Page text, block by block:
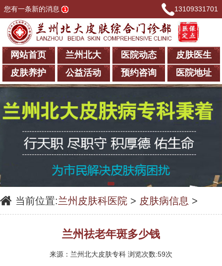
您有一条新的消息 13109331701
网站首页 兰州北大 医院动态
皮肤医生
皮肤养护
公益活动 预约咨询 医院地址
当前位置:兰州皮肤科医院> 皮肤病信息 >
兰州祛老年斑多少钱
来源：兰州北大皮肤专科 浏览次数:59次